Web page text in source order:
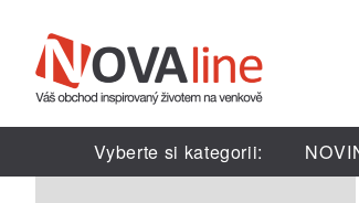
Vyberte si kategorii: